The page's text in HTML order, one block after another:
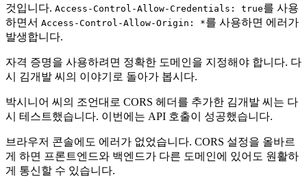
것입니다. Access-Control-Allow-Credentials: true를 사용
하면서 Access-Control-Allow-Origin: *를 사용하면 에러가
발생합니다.
자격 증명을 사용하려면 정확한 도메인을 지정해야 합니다. 다
시 김개발 씨의 이야기로 돌아가 봅시다.
박시니어 씨의 조언대로 CORS 헤더를 추가한 김개발 씨는 다
시 테스트했습니다. 이번에는 API 호출이 성공했습니다.
브라우저 콘솔에도 에러가 없었습니다. CORS 설정을 올바르
게 하면 프론트엔드와 백엔드가 다른 도메인에 있어도 원활하
게 통신할 수 있습니다.